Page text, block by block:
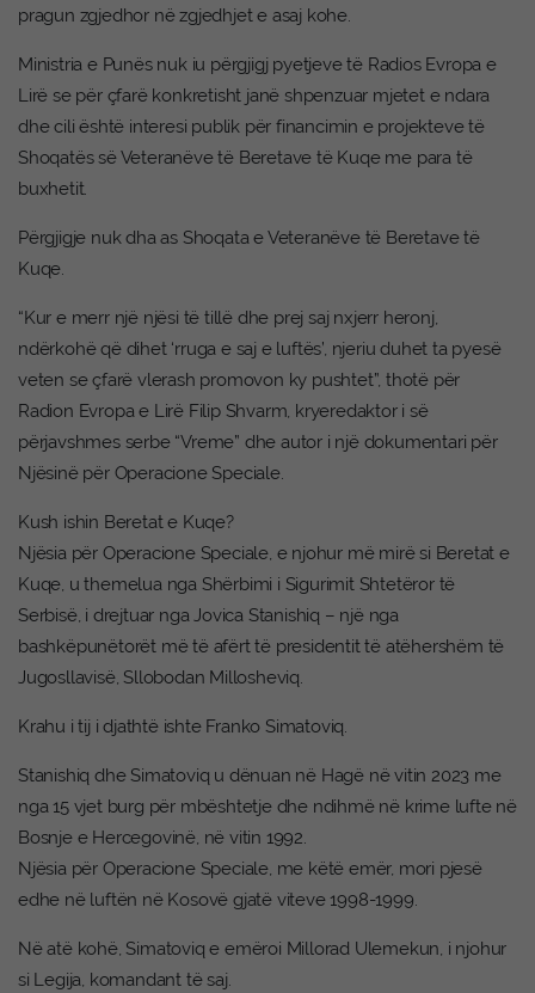
pragun zgjedhor në zgjedhjet e asaj kohe.
Ministria e Punës nuk iu përgjigj pyetjeve të Radios Evropa e
Lirë se për çfarë konkretisht janë shpenzuar mjetet e ndara
dhe cili është interesi publik për financimin e projekteve të
Shoqatës së Veteranëve të Beretave të Kuqe me para të
buxhetit.
Përgjigje nuk dha as Shoqata e Veteranëve të Beretave të
Kuqe.
“Kur e merr një njësi të tillë dhe prej saj nxjerr heronj,
ndërkohë që dihet ‘rruga e saj e luftës’, njeriu duhet ta pyesë
veten se çfarë vlerash promovon ky pushtet”, thotë për
Radion Evropa e Lirë Filip Shvarm, kryeredaktor i së
përjavshmes serbe “Vreme” dhe autor i një dokumentari për
Njësinë për Operacione Speciale.
Kush ishin Beretat e Kuqe?
Njësia për Operacione Speciale, e njohur më mirë si Beretat e
Kuqe, u themelua nga Shërbimi i Sigurimit Shtetëror të
Serbisë, i drejtuar nga Jovica Stanishiq – një nga
bashkëpunëtorët më të afërt të presidentit të atëhershëm të
Jugosllavisë, Sllobodan Millosheviq.
Krahu i tij i djathtë ishte Franko Simatoviq.
Stanishiq dhe Simatoviq u dënuan në Hagë në vitin 2023 me
nga 15 vjet burg për mbështetje dhe ndihmë në krime lufte në
Bosnje e Hercegovinë, në vitin 1992.
Njësia për Operacione Speciale, me këtë emër, mori pjesë
edhe në luftën në Kosovë gjatë viteve 1998-1999.
Në atë kohë, Simatoviq e emëroi Millorad Ulemekun, i njohur
si Legija, komandant të saj.